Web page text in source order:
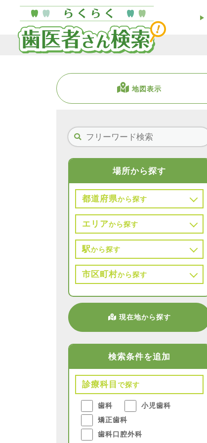
地図表示
場所から探す
都道府県から探す
エリアから探す
駅から探す
市区町村から探す
現在地から探す
検索条件を追加
診療科目で探す
歯科
小児歯科
矯正歯科
歯科口腔外科